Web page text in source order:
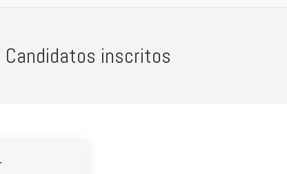
Candidatos inscritos